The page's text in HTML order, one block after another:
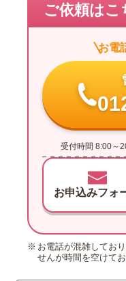
ご依頼はこ
お電
受付時間 8:00～
お申込みフォ
お電話が混雑してお
せんが時間を空けて